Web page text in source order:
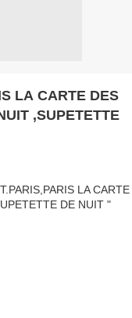
LA CARTE DES